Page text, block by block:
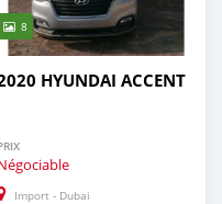
8
HYUNDAI ACCENT
Import - Dubai